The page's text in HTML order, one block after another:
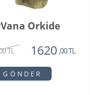
Orkide
TL 1620 ,00 TL
GÖNDER